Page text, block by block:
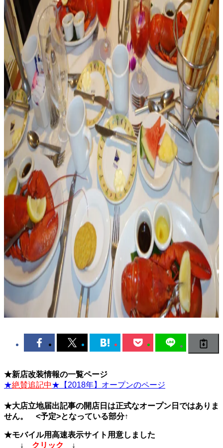
★新店改装情報の一覧ページ
★絶賛追記中★【2018年】オープンのページ
★大店立地届出記事の開店日は正式なオープン日ではありま
せん。 <予定>となっている部分↑
★モバイル用高速表示サイト用意しました
↓ クリック
↓